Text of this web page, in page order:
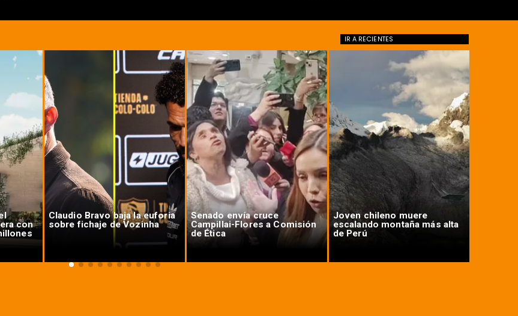
con
Claudio Bravo baja la euforia
sobre fichaje de Vozinha
Senado envía cruce
Campillai-Flores a Comisión
de Ética
Joven chileno muere
escalando montaña más alta
de Perú
IR A RECIENTES